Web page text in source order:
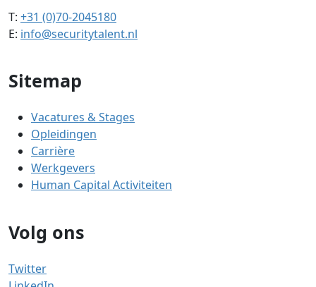
T: +31 (0)70-2045180
E: info@securitytalent.nl
Sitemap
Vacatures & Stages
Opleidingen
Carrière
Werkgevers
Human Capital Activiteiten
Volg ons
Twitter